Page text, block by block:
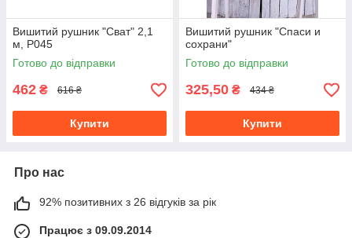
Вишитий рушник "Сват" 2,1
м, Р045
Готово до відправки
462 ₴ 616 ₴
Купити
Вишитий рушник "Спаси и
сохрани"
Готово до відправки
325,50 ₴ 434 ₴
Купити
Про нас
92% позитивних з 26 відгуків за рік
Працює з 09.09.2014